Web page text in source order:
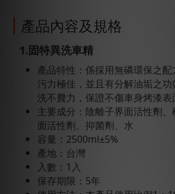
產品內容及規格
1.固特異洗車精
產品特性：係採用無磷環保之
污力極佳，並且有分解油垢之
洗不費力，保證不傷車身烤漆表
主要成分：陰離子界面活性劑
面活性劑、抑菌劑、水
容量：2500ml±5%
產地：台灣
入數：1入
保存期限：5年